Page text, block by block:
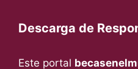
Descarga de
Este portal